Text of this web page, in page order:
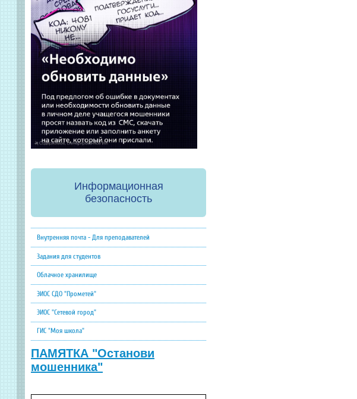
Информационная
безопасность
Внутренняя почта - Для преподавателей
Задания для студентов
Облачное хранилище
ЭИОС СДО "Прометей"
ЭИОС "Сетевой город"
ГИС "Моя школа"
ПАМЯТКА "Останови
мошенника"